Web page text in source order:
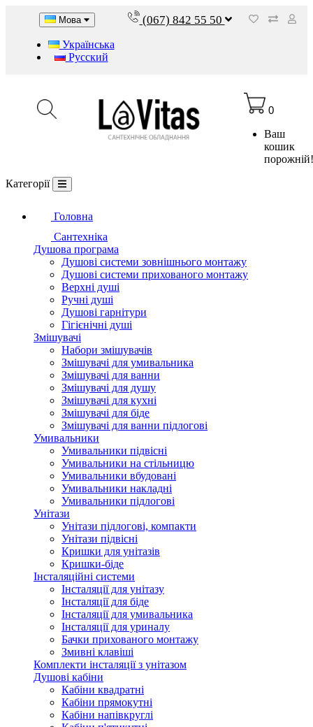
Мова
Українська
Русский
(067) 842 55 50
0
Ваш
кошик
Категорії
Головна
Сантехніка
Душова програма
Душові системи зовнішнього монтажу
Душові системи прихованого монтажу
Верхні душі
Ручні душі
Душові гарнітури
Гігієнічні душі
Змішувачі
Набори змішувачів
Змішувачі для умивальника
Змішувачі для ванни
Змішувачі для душу
Змішувачі для кухні
Змішувачі для біде
Змішувачі для ванни підлогові
Умивальники
Умивальники підвісні
Умивальники на стільницю
Умивальники вбудовані
Умивальники накладні
Умивальники підлогові
Унітази
Унітази підлогові, компакти
Унітази підвісні
Кришки для унітазів
Кришки-біде
Інсталяційні системи
Інсталяції для унітазу
Інсталяції для біде
Інсталяції для умивальника
Інсталяції для уриналу
Бачки прихованого монтажу
Змивні клавіші
Комплекти інсталяції з унітазом
Душові кабіни
Кабіни квадратні
Кабіни прямокутні
Кабіни напівкруглі